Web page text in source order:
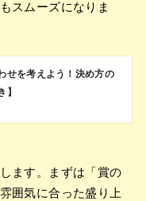
スムーズになりま
せを考えよう！決め方の
】
ます。まずは「賞の
囲気に合った盛り上